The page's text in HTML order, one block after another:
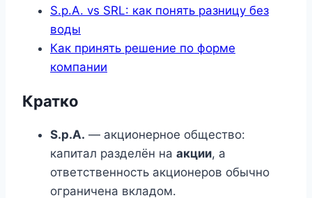
S.p.A. vs SRL: как понять разницу без
воды
Как принять решение по форме
компании
Кратко
S.p.A. — акционерное общество:
капитал разделён на акции, а
ответственность акционеров обычно
ограничена вкладом.